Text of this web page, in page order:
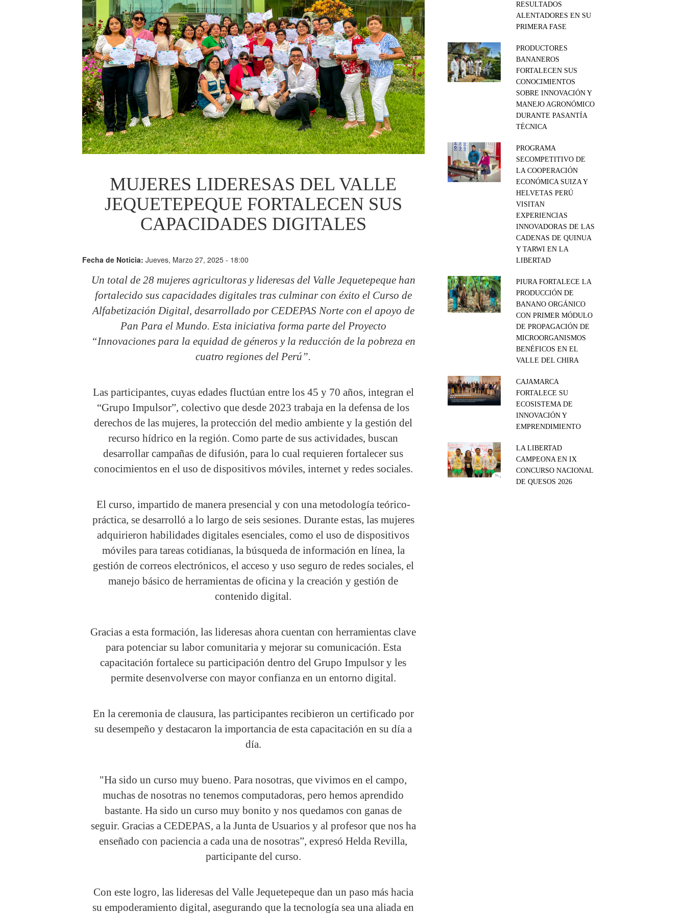
MUJERES LIDERESAS DEL VALLE
JEQUETEPEQUE FORTALECEN SUS
CAPACIDADES DIGITALES
Fecha de Noticia:Jueves, Marzo 27, 2025 - 18:00
Un total de 28 mujeres agricultoras y lideresas del Valle Jequetepeque han
fortalecido sus capacidades digitales tras culminar con éxito el Curso de
Alfabetización Digital, desarrollado por CEDEPAS Norte con el apoyo de
Pan Para el Mundo. Esta iniciativa forma parte del Proyecto
“Innovaciones para la equidad de géneros y la reducción de la pobreza en
cuatro regiones del Perú”.
Las participantes, cuyas edades fluctúan entre los 45 y 70 años, integran el
“Grupo Impulsor”, colectivo que desde 2023 trabaja en la defensa de los
derechos de las mujeres, la protección del medio ambiente y la gestión del
recurso hídrico en la región. Como parte de sus actividades, buscan
desarrollar campañas de difusión, para lo cual requieren fortalecer sus
conocimientos en el uso de dispositivos móviles, internet y redes sociales.
El curso, impartido de manera presencial y con una metodología teórico-
práctica, se desarrolló a lo largo de seis sesiones. Durante estas, las mujeres
adquirieron habilidades digitales esenciales, como el uso de dispositivos
móviles para tareas cotidianas, la búsqueda de información en línea, la
gestión de correos electrónicos, el acceso y uso seguro de redes sociales, el
manejo básico de herramientas de oficina y la creación y gestión de
contenido digital.
Gracias a esta formación, las lideresas ahora cuentan con herramientas clave
para potenciar su labor comunitaria y mejorar su comunicación. Esta
capacitación fortalece su participación dentro del Grupo Impulsor y les
permite desenvolverse con mayor confianza en un entorno digital.
En la ceremonia de clausura, las participantes recibieron un certificado por
su desempeño y destacaron la importancia de esta capacitación en su día a
día.
"Ha sido un curso muy bueno. Para nosotras, que vivimos en el campo,
muchas de nosotras no tenemos computadoras, pero hemos aprendido
bastante. Ha sido un curso muy bonito y nos quedamos con ganas de
seguir. Gracias a CEDEPAS, a la Junta de Usuarios y al profesor que nos ha
enseñado con paciencia a cada una de nosotras”, expresó Helda Revilla,
participante del curso.
Con este logro, las lideresas del Valle Jequetepeque dan un paso más hacia
su empoderamiento digital, asegurando que la tecnología sea una aliada en
RESULTADOS
ALENTADORES EN SU
PRIMERA FASE
PRODUCTORES
BANANEROS
FORTALECEN SUS
CONOCIMIENTOS
SOBRE INNOVACIÓN Y
MANEJO AGRONÓMICO
DURANTE PASANTÍA
TÉCNICA
PROGRAMA
SECOMPETITIVO DE
LA COOPERACIÓN
ECONÓMICA SUIZA Y
HELVETAS PERÚ
VISITAN
EXPERIENCIAS
INNOVADORAS DE LAS
CADENAS DE QUINUA
Y TARWI EN LA
LIBERTAD
PIURA FORTALECE LA
PRODUCCIÓN DE
BANANO ORGÁNICO
CON PRIMER MÓDULO
DE PROPAGACIÓN DE
MICROORGANISMOS
BENÉFICOS EN EL
VALLE DEL CHIRA
CAJAMARCA
FORTALECE SU
ECOSISTEMA DE
INNOVACIÓN Y
EMPRENDIMIENTO
LA LIBERTAD
CAMPEONA EN IX
CONCURSO NACIONAL
DE QUESOS 2026